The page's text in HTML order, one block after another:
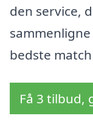
den service,
bedste
Få 3 tilbud,